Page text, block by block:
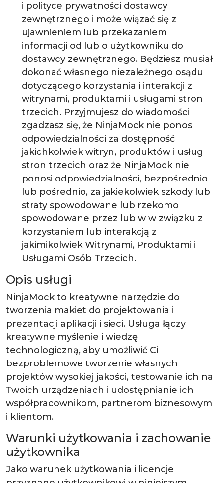
i polityce prywatności dostawcy
zewnętrznego i może wiązać się z
ujawnieniem lub przekazaniem
informacji od lub o użytkowniku do
dostawcy zewnętrznego. Będziesz musiał
dokonać własnego niezależnego osądu
dotyczącego korzystania i interakcji z
witrynami, produktami i usługami stron
trzecich. Przyjmujesz do wiadomości i
zgadzasz się, że NinjaMock nie ponosi
odpowiedzialności za dostępność
jakichkolwiek witryn, produktów i usług
stron trzecich oraz że NinjaMock nie
ponosi odpowiedzialności, bezpośrednio
lub pośrednio, za jakiekolwiek szkody lub
straty spowodowane lub rzekomo
spowodowane przez lub w w związku z
korzystaniem lub interakcją z
jakimikolwiek Witrynami, Produktami i
Usługami Osób Trzecich.
Opis usługi
NinjaMock to kreatywne narzędzie do
tworzenia makiet do projektowania i
prezentacji aplikacji i sieci. Usługa łączy
kreatywne myślenie i wiedzę
technologiczną, aby umożliwić Ci
bezproblemowe tworzenie własnych
projektów wysokiej jakości, testowanie ich na
Twoich urządzeniach i udostępnianie ich
współpracownikom, partnerom biznesowym
i klientom.
Warunki użytkowania i zachowanie
użytkownika
Jako warunek użytkowania i licencje